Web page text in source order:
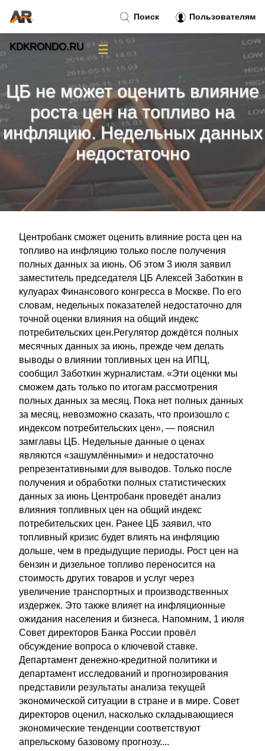
ЦБ не может оценить влияние
роста цен на топливо на
инфляцию. Недельных данных
недостаточно
Центробанк сможет оценить влияние роста цен на
топливо на инфляцию только после получения
полных данных за июнь. Об этом 3 июля заявил
заместитель председателя ЦБ Алексей Заботкин в
кулуарах Финансового конгресса в Москве. По его
словам, недельных показателей недостаточно для
точной оценки влияния на общий индекс
потребительских цен.Регулятор дождётся полных
месячных данных за июнь, прежде чем делать
выводы о влиянии топливных цен на ИПЦ,
сообщил Заботкин журналистам. «Эти оценки мы
сможем дать только по итогам рассмотрения
полных данных за месяц. Пока нет полных данных
за месяц, невозможно сказать, что произошло с
индексом потребительских цен», — пояснил
замглавы ЦБ. Недельные данные о ценах
являются «зашумлёнными» и недостаточно
репрезентативными для выводов. Только после
получения и обработки полных статистических
данных за июнь Центробанк проведёт анализ
влияния топливных цен на общий индекс
потребительских цен. Ранее ЦБ заявил, что
топливный кризис будет влиять на инфляцию
дольше, чем в предыдущие периоды. Рост цен на
бензин и дизельное топливо переносится на
стоимость других товаров и услуг через
увеличение транспортных и производственных
издержек. Это также влияет на инфляционные
ожидания населения и бизнеса. Напомним, 1 июля
Совет директоров Банка России провёл
обсуждение вопроса о ключевой ставке.
Департамент денежно-кредитной политики и
департамент исследований и прогнозирования
представили результаты анализа текущей
экономической ситуации в стране и в мире. Совет
директоров оценил, насколько складывающиеся
экономические тенденции соответствуют
апрельскому базовому прогнозу....
Поиск Пользователям
KDKRONDO.RU ☰
Тренды новостей»
Рубрики»
Правила»
Контакт